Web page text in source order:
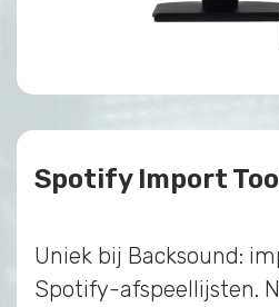
Spotify Import
Uniek bij Backsound:
Spotify-afspeellijsten.